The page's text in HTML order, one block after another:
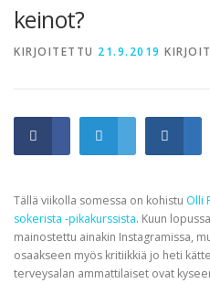
PODCAST
keinot?
KIRJOITETTU 21.9.2019
Tällä viikolla somessa on kohistu Olli
sokerista -pikakurssista. Kuun
mainostettu ainakin Instagramissa,
osaakseen myös kritiikkiä jo heti
terveysalan ammattilaiset ovat